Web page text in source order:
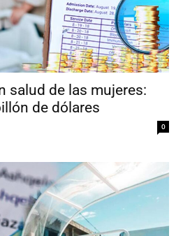
salud de las mujeres:
de dólares
0